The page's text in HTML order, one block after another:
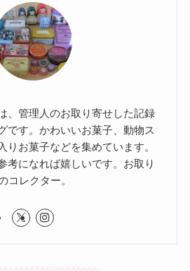
、管理人のお取り寄せした記録
です。かわいいお菓子、動物ス
りお菓子などを集めています。
考になれば嬉しいです。お取り
コレクター。